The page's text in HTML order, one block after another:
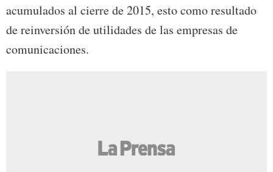
acumulados al cierre de 2015, esto como resultado
de reinversión de utilidades de las empresas de
comunicaciones.